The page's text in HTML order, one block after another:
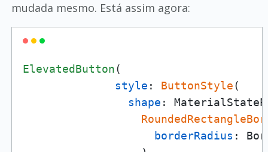
mudada mesmo. Está assim agora:
ElevatedButton(
style : ButtonStyle(
shape :
borderRadius :